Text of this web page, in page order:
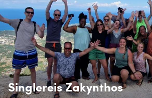
Singlereis Zakynthos